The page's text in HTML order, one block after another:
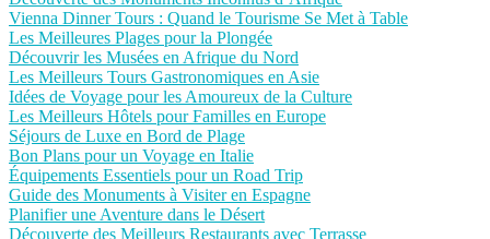
Vienna Dinner Tours : Quand le Tourisme Se Met à Table
Les Meilleures Plages pour la Plongée
Découvrir les Musées en Afrique du Nord
Les Meilleurs Tours Gastronomiques en Asie
Idées de Voyage pour les Amoureux de la Culture
Les Meilleurs Hôtels pour Familles en Europe
Séjours de Luxe en Bord de Plage
Bon Plans pour un Voyage en Italie
Équipements Essentiels pour un Road Trip
Guide des Monuments à Visiter en Espagne
Planifier une Aventure dans le Désert
Découverte des Meilleurs Restaurants avec Terrasse